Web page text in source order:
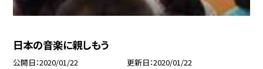
日本の音楽に親しもう
公開日 2020/01/22 更新日 2020/01/22